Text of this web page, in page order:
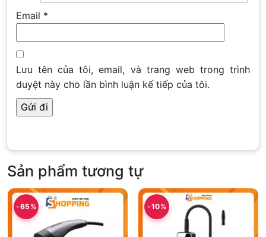
Email *
Lưu tên của tôi, email, và trang web trong trình
duyệt này cho lần bình luận kế tiếp của tôi.
Sản phẩm tương tự
-65% -10%